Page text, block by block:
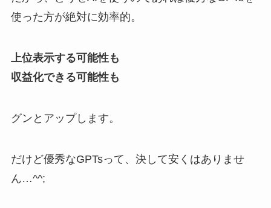
使った方が絶対に効率的。
上位表示する可能性も
収益化できる可能性も
グンとアップします。
だけど優秀なGPTsって、決して安くはありませ
ん…^^;